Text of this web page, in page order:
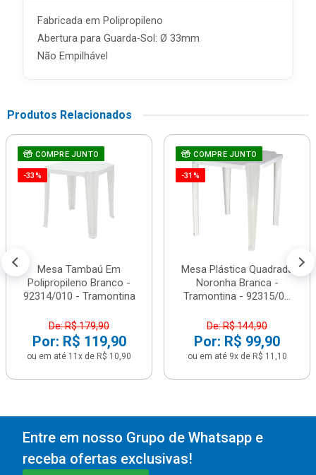
Fabricada em Polipropileno
Abertura para Guarda-Sol: Ø 33mm
Não Empilhável
Produtos Relacionados
COMPRE JUNTO
-33%
Mesa Tambaú Em
Polipropileno Branco -
92314/010 - Tramontina
De: R$ 179,90
Por: R$ 119,90
ou em até 11x de R$ 10,90
COMPRE JUNTO
-31%
Mesa Plástica Quadrada
Noronha Branca -
Tramontina - 92315/0...
De: R$ 144,90
Por: R$ 99,90
ou em até 9x de R$ 11,10
Entre em nosso Grupo de Whatsapp e
receba ofertas exclusivas!